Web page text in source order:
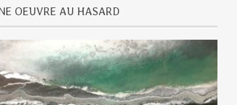
OEUVRE AU HASARD